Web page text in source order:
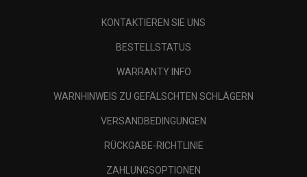
KONTAKTIEREN SIE UNS
BESTELLSTATUS
WARRANTY INFO
WARNHINWEIS ZU GEFÄLSCHTEN SCHLÄGERN
VERSANDBEDINGUNGEN
RÜCKGABE-RICHTLINIE
ZAHLUNGSOPTIONEN